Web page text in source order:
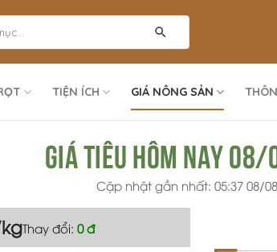
TIỆN ÍCH GIÁ NÔNG SẢN
Giá tiêu hôm nay
Cập nhật gần nhất: 05:37 08/
Thay đổi: 0 đ